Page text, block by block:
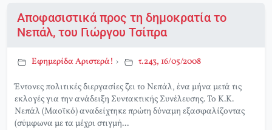
Αποφασιστικά προς τη δημοκρατία το
Νεπάλ, του Γιώργου Τσίπρα
Εφημερίδα Αριστερά! › τ.243, 16/05/2008
Έντονες πολιτικές διεργασίες ζει το Νεπάλ, ένα μήνα μετά τις
εκλογές για την ανάδειξη Συντακτικής Συνέλευσης. Το Κ.Κ.
Νεπάλ (Μαοϊκό) αναδείχτηκε πρώτη δύναμη εξασφαλίζοντας
(σύμφωνα με τα μέχρι στιγμή...